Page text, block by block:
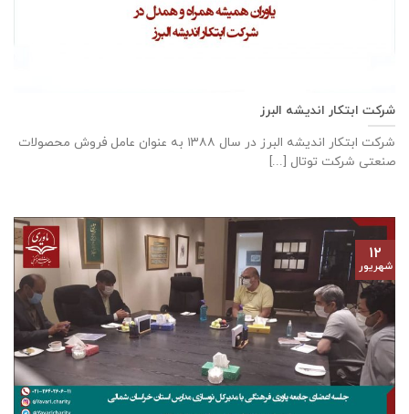
شرکت ابتکار اندیشه البرز
شركت ابتكار اندیشه البرز در سال ١٣٨٨ به عنوان عامل فروش محصولات
صنعتی شركت توتال [...]
۱۲
شهریور